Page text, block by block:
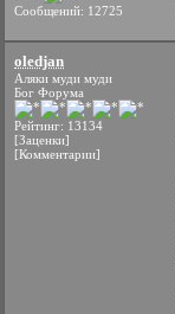
Сообщений: 12725
oledjan
Аляки муди муди
Бог Форума
Рейтинг: 13134
[Заценки]
[Комментарии]